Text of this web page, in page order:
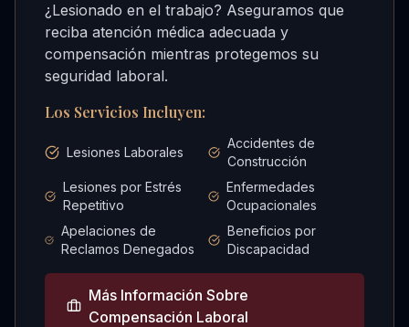
¿Lesionado en el trabajo? Aseguramos que
reciba atención médica adecuada y
compensación mientras protegemos su
seguridad laboral.
Los Servicios Incluyen:
Lesiones Laborales
Accidentes de
Construcción
Lesiones por Estrés
Repetitivo
Enfermedades
Ocupacionales
Apelaciones de
Reclamos Denegados
Beneficios por
Discapacidad
Más Información Sobre
Compensación Laboral